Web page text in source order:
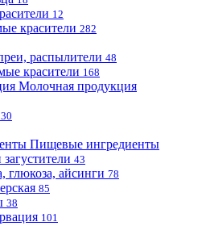
12
красители 282
распылители 48
красители 168
Молочная продукция
30
Пищевые ингредиенты
43
глюкоза, айсинги 78
85
38
101